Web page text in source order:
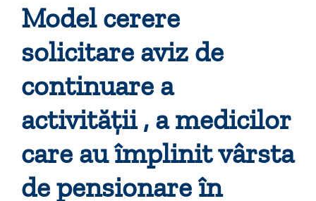
Model cerere
solicitare aviz de
continuare a
activității , a medicilor
care au împlinit vârsta
de pensionare în